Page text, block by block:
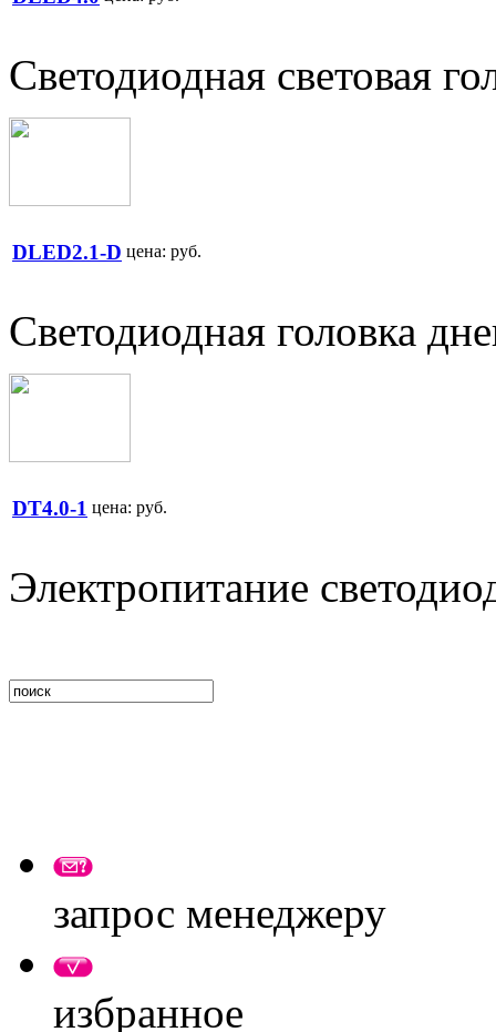
Cветодиодная световая
DLED2.1-D цена: руб.
Светодиодная головка
DT4.0-1 цена: руб.
Электропитание
запрос менеджеру
избранное